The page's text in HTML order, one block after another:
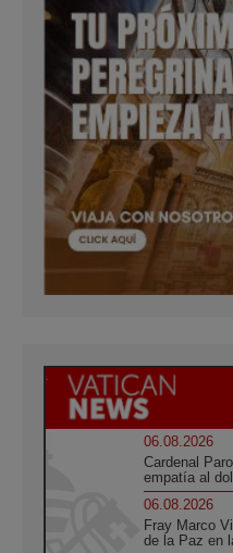
06.08.2026
Cardenal
empatía al
06.08.2026
Fray Marco
de la Paz en